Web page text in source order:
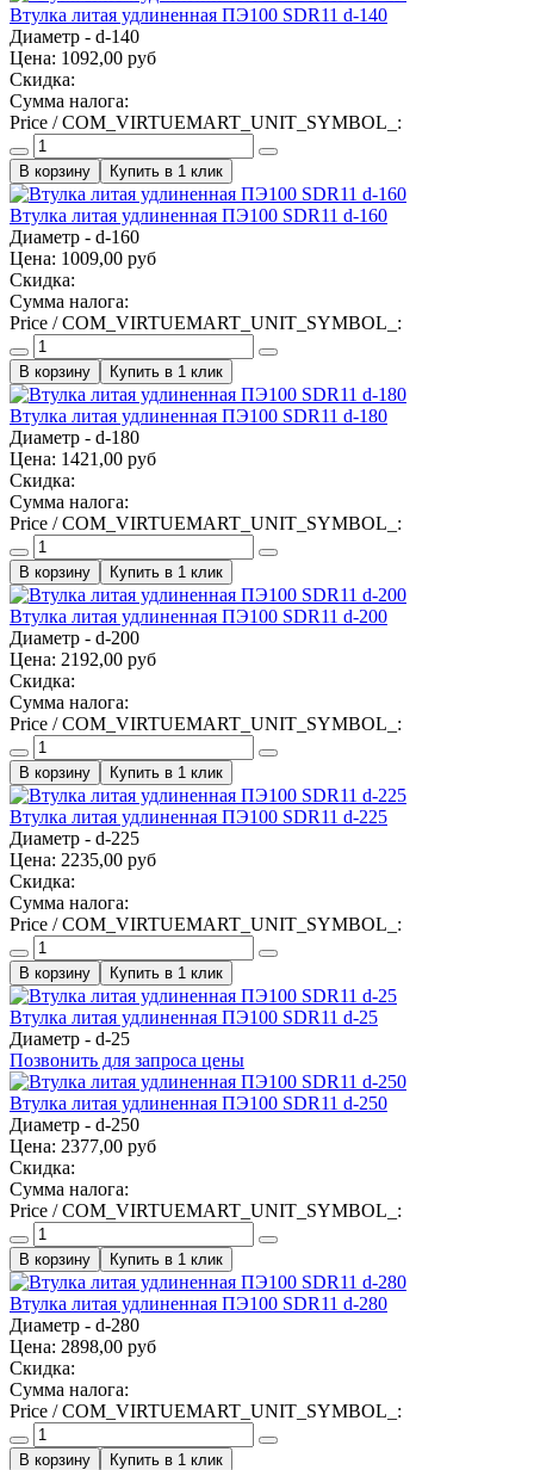
Втулка литая удлиненная ПЭ100 SDR11 d-140
Диаметр - d-140
Цена: 1092,00 руб
Скидка:
Сумма налога:
Price / COM_VIRTUEMART_UNIT_SYMBOL_:
Купить в 1 клик
Втулка литая удлиненная ПЭ100 SDR11 d-160
Диаметр - d-160
Цена: 1009,00 руб
Скидка:
Сумма налога:
Price / COM_VIRTUEMART_UNIT_SYMBOL_:
Купить в 1 клик
Втулка литая удлиненная ПЭ100 SDR11 d-180
Диаметр - d-180
Цена: 1421,00 руб
Скидка:
Сумма налога:
Price / COM_VIRTUEMART_UNIT_SYMBOL_:
Купить в 1 клик
Втулка литая удлиненная ПЭ100 SDR11 d-200
Диаметр - d-200
Цена: 2192,00 руб
Скидка:
Сумма налога:
Price / COM_VIRTUEMART_UNIT_SYMBOL_:
Купить в 1 клик
Втулка литая удлиненная ПЭ100 SDR11 d-225
Диаметр - d-225
Цена: 2235,00 руб
Скидка:
Сумма налога:
Price / COM_VIRTUEMART_UNIT_SYMBOL_:
Купить в 1 клик
Втулка литая удлиненная ПЭ100 SDR11 d-25
Диаметр - d-25
Позвонить для запроса цены
Втулка литая удлиненная ПЭ100 SDR11 d-250
Диаметр - d-250
Цена: 2377,00 руб
Скидка:
Сумма налога:
Price / COM_VIRTUEMART_UNIT_SYMBOL_:
Купить в 1 клик
Втулка литая удлиненная ПЭ100 SDR11 d-280
Диаметр - d-280
Цена: 2898,00 руб
Скидка:
Сумма налога:
Price / COM_VIRTUEMART_UNIT_SYMBOL_:
Купить в 1 клик